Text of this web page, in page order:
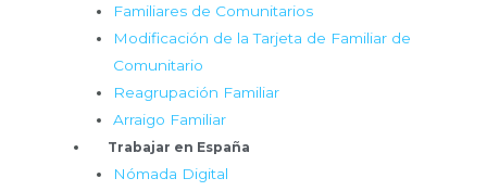
Familiares de Comunitarios
Modificación de la Tarjeta de Familiar de
Comunitario
Reagrupación Familiar
Arraigo Familiar
Trabajar en España
Nómada Digital